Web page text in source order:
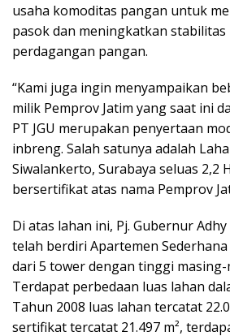
usaha komoditas pangan untuk
pasok dan meningkatkan
perdagangan pangan.
“Kami juga ingin menyampaikan
milik Pemprov Jatim yang saat ini
PT JGU merupakan penyertaan
inbreng. Salah satunya adalah
Siwalankerto, Surabaya seluas 2,2
bersertifikat atas nama Pemprov
Di atas lahan ini, Pj. Gubernur
telah berdiri Apartemen
dari 5 tower dengan tinggi masing-
Terdapat perbedaan luas lahan
Tahun 2008 luas lahan tercatat
sertifikat tercatat 21.497 m²,